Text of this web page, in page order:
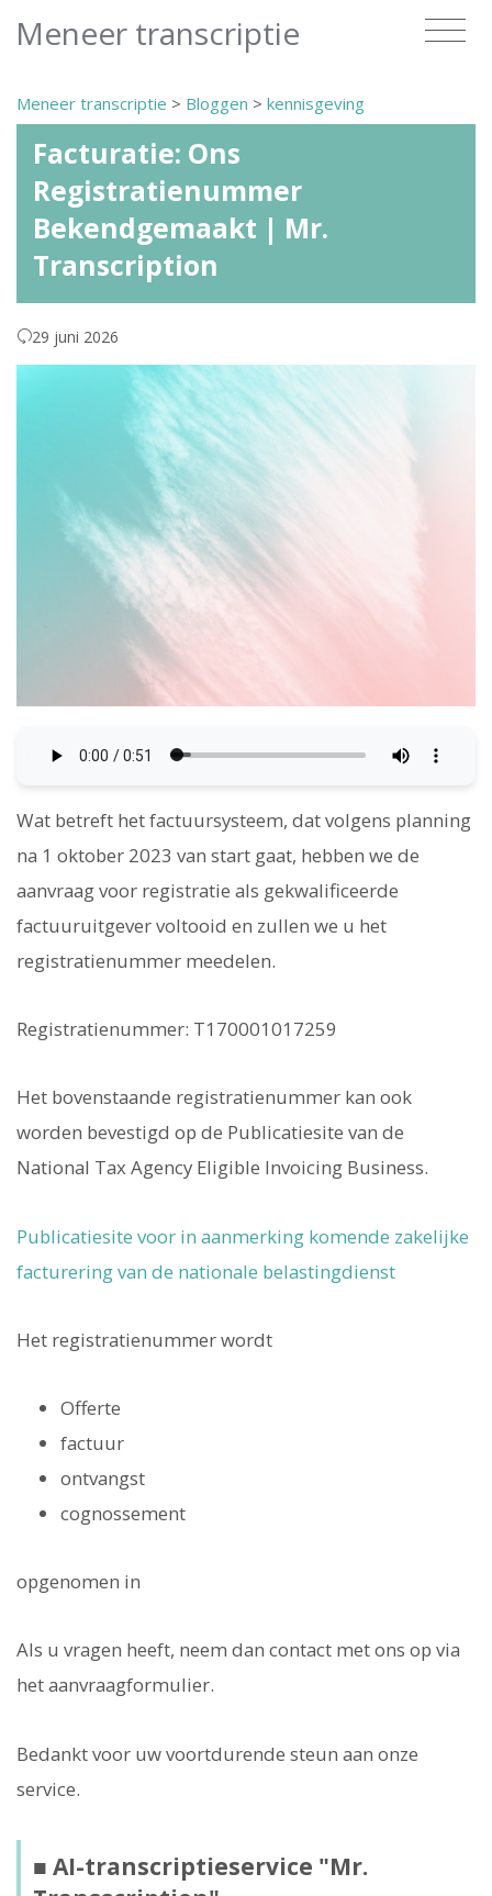
Meneer transcriptie
Meneer transcriptie > Bloggen > kennisgeving
Facturatie: Ons
Registratienummer
Bekendgemaakt | Mr.
Transcription
29 juni 2026
Wat betreft het factuursysteem, dat volgens planning
na 1 oktober 2023 van start gaat, hebben we de
aanvraag voor registratie als gekwalificeerde
factuuruitgever voltooid en zullen we u het
registratienummer meedelen.
Registratienummer: T170001017259
Het bovenstaande registratienummer kan ook
worden bevestigd op de Publicatiesite van de
National Tax Agency Eligible Invoicing Business.
Publicatiesite voor in aanmerking komende zakelijke
facturering van de nationale belastingdienst
Het registratienummer wordt
Offerte
factuur
ontvangst
cognossement
opgenomen in
Als u vragen heeft, neem dan contact met ons op via
het aanvraagformulier.
Bedankt voor uw voortdurende steun aan onze
service.
■ AI-transcriptieservice "Mr.